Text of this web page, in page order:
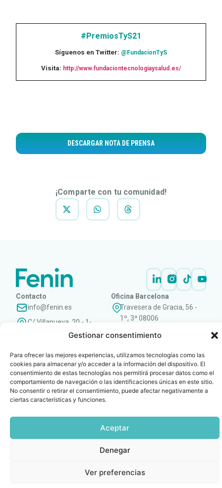
Gestionar consentimiento
Para ofrecer las mejores experiencias, utilizamos tecnologías como las
cookies para almacenar y/o acceder a la información del dispositivo. El
consentimiento de estas tecnologías nos permitirá procesar datos como el
comportamiento de navegación o las identificaciones únicas en este sitio.
No consentir o retirar el consentimiento, puede afectar negativamente a
ciertas características y funciones.
Aceptar
Denegar
Ver preferencias
#PremiosTyS21
Síguenos en Twitter: @FundacionTyS
Visita: http://www.fundaciontecnologiaysalud.es/
DESCARGAR NOTA DE PRENSA
¡Comparte con tu comunidad!
Contacto
info@fenin.es
C/ Villanueva, 20 - 1-
Oficina Barcelona
Travesera de Gracia, 56 -
1º, 3ª 08006
Copyright © 2025 FENIN |
Todos los derechos
reservados
Política
de
privacidad
|Cookies
|Aviso
legal
|SIIF(Canal
de
denuncias)
|Políticas
y